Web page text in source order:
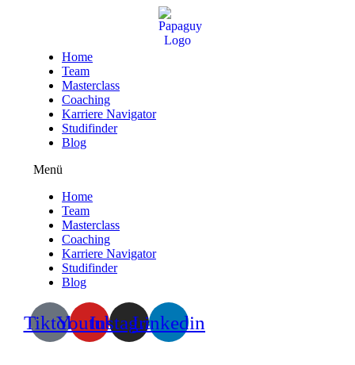
Home
Team
Masterclass
Coaching
Karriere Navigator
Studifinder
Blog
Menü
Home
Team
Masterclass
Coaching
Karriere Navigator
Studifinder
Blog
TiktokYoutubeInstagramLinkedin